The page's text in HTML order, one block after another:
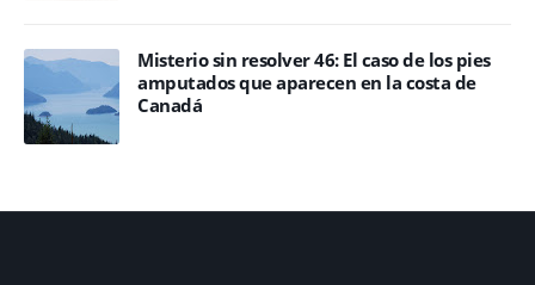
Misterio sin resolver 46: El caso de los pies
amputados que aparecen en la costa de
Canadá